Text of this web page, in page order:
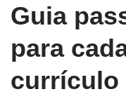
Guia
para
currículo